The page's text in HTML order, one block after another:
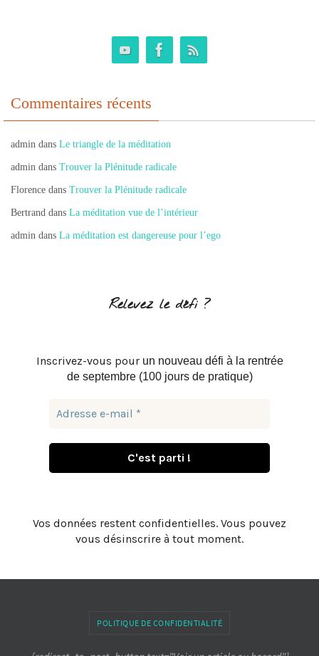
Commentaires récents
admin dans Le triangle de la méditation
admin dans Trouver la Plénitude radicale
Florence dans Trouver la Plénitude radicale
Bertrand dans La méditation vue de l’intérieur
admin dans La méditation est dangereuse pour l’ego
Relevez le défi ?
Inscrivez-vous pour un nouveau défi à la rentrée
de septembre (100 jours de pratique)
Vos données restent confidentielles. Vous pouvez
vous désinscrire à tout moment.
POLITIQUE DE CONFIDENTIALITÉ